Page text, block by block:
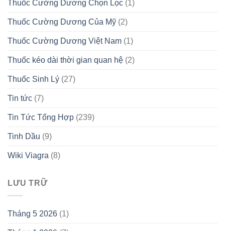
Thuốc Cường Dương Chọn Lọc (1)
Thuốc Cường Dương Của Mỹ (2)
Thuốc Cường Dương Việt Nam (1)
Thuốc kéo dài thời gian quan hệ (2)
Thuốc Sinh Lý (27)
Tin tức (7)
Tin Tức Tổng Hợp (239)
Tinh Dầu (9)
Wiki Viagra (8)
LƯU TRỮ
Tháng 5 2026 (1)